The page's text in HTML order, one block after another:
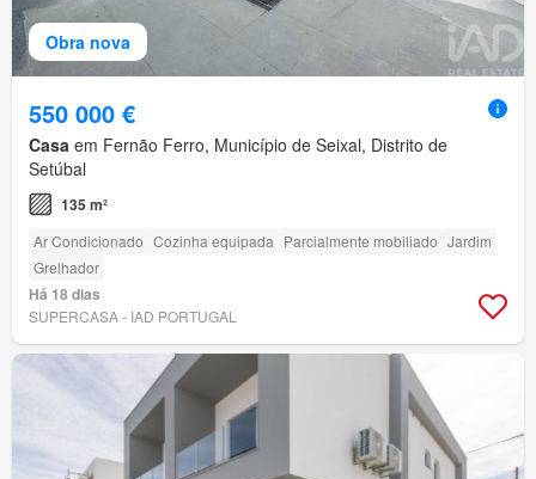
Obra nova
550 000 €
Casa em Fernão Ferro, Município de Seixal, Distrito de
Setúbal
135 m²
Ar Condicionado Cozinha equipada Parcialmente mobiliado Jardim
Grelhador
Há 18 dias
SUPERCASA - IAD PORTUGAL